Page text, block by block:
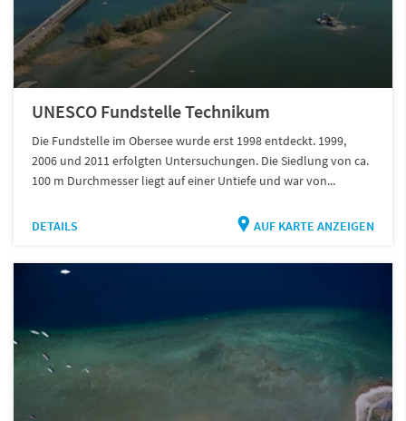
UNESCO Fundstelle Technikum
Die Fundstelle im Obersee wurde erst 1998 entdeckt. 1999,
2006 und 2011 erfolgten Untersuchungen. Die Siedlung von ca.
100 m Durchmesser liegt auf einer Untiefe und war von...
DETAILS AUF KARTE ANZEIGEN